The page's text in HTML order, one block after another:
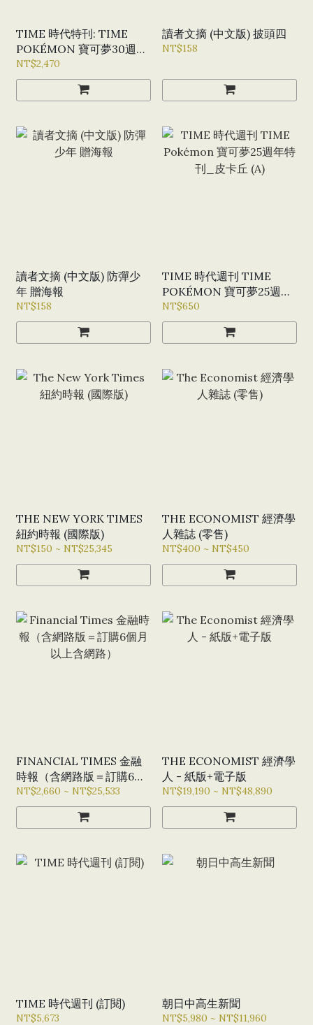
TIME 時代特刊: TIME
POKÉMON 寶可夢30週年
特刊-4封面套組
NT$2,470
讀者文摘 (中文版) 披頭四
NT$158
讀者文摘 (中文版) 防彈少
年 贈海報
NT$158
TIME 時代週刊 TIME
POKÉMON 寶可夢25週年
特刊_皮卡丘 (A)
NT$650
THE NEW YORK TIMES
紐約時報 (國際版)
NT$150 ~ NT$25,345
THE ECONOMIST 經濟學
人雜誌 (零售)
NT$400 ~ NT$450
FINANCIAL TIMES 金融
時報（含網路版＝訂購6個
月以上含網路）
NT$2,660 ~ NT$25,533
THE ECONOMIST 經濟學
人 - 紙版+電子版
NT$19,190 ~ NT$48,890
TIME 時代週刊 (訂閱)
NT$5,673
朝日中高生新聞
NT$5,980 ~ NT$11,960